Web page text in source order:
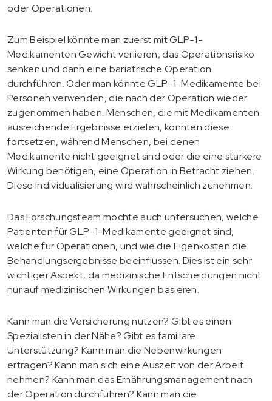
oder Operationen.
Zum Beispiel könnte man zuerst mit GLP-1-
Medikamenten Gewicht verlieren, das Operationsrisiko
senken und dann eine bariatrische Operation
durchführen. Oder man könnte GLP-1-Medikamente bei
Personen verwenden, die nach der Operation wieder
zugenommen haben. Menschen, die mit Medikamenten
ausreichende Ergebnisse erzielen, könnten diese
fortsetzen, während Menschen, bei denen
Medikamente nicht geeignet sind oder die eine stärkere
Wirkung benötigen, eine Operation in Betracht ziehen.
Diese Individualisierung wird wahrscheinlich zunehmen.
Das Forschungsteam möchte auch untersuchen, welche
Patienten für GLP-1-Medikamente geeignet sind,
welche für Operationen, und wie die Eigenkosten die
Behandlungsergebnisse beeinflussen. Dies ist ein sehr
wichtiger Aspekt, da medizinische Entscheidungen nicht
nur auf medizinischen Wirkungen basieren.
Kann man die Versicherung nutzen? Gibt es einen
Spezialisten in der Nähe? Gibt es familiäre
Unterstützung? Kann man die Nebenwirkungen
ertragen? Kann man sich eine Auszeit von der Arbeit
nehmen? Kann man das Ernährungsmanagement nach
der Operation durchführen? Kann man die